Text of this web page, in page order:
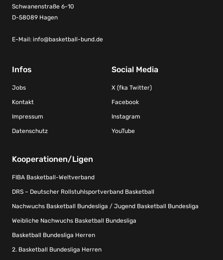
Schwanenstraße 6-10
D-58089 Hagen
E-Mail: info@basketball-bund.de
Infos
Jobs
Kontakt
Impressum
Datenschutz
Social Media
X (fka Twitter)
Facebook
Instagram
YouTube
Kooperationen/Ligen
FIBA Basketball-Weltverband
DRS – Deutscher Rollstuhlsportverband Basketball
Nachwuchs Basketball Bundesliga / Jugend Basketball Bundesliga
Weibliche Nachwuchs Basketball Bundesliga
Basketball Bundesliga Herren
2. Basketball Bundesliga Herren